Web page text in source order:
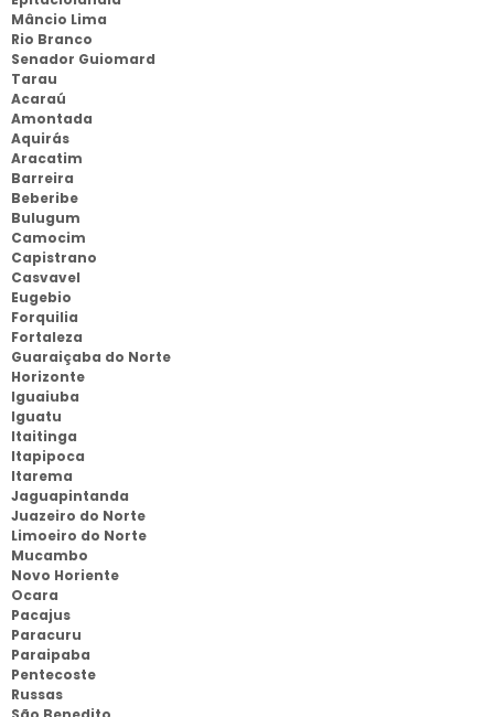
Mâncio Lima
Rio Branco
Senador Guiomard
Tarau
Acaraú
Amontada
Aquirás
Aracatim
Barreira
Beberibe
Bulugum
Camocim
Capistrano
Casvavel
Eugebio
Forquilia
Fortaleza
Guaraiçaba do Norte
Horizonte
Iguaiuba
Iguatu
Itaitinga
Itapipoca
Itarema
Jaguapintanda
Juazeiro do Norte
Limoeiro do Norte
Mucambo
Novo Horiente
Ocara
Pacajus
Paracuru
Paraipaba
Pentecoste
Russas